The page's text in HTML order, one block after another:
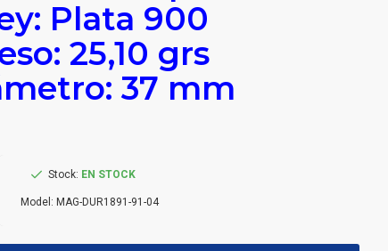
Plata 900
25,10 grs
37 mm
Stock: EN STOCK
Model: MAG-DUR1891-91-04